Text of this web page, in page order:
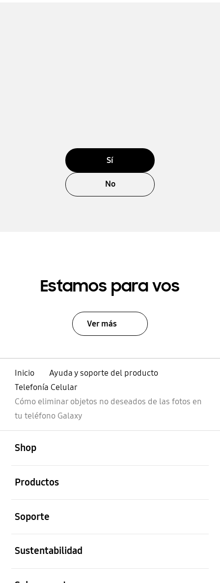
Sí
No
Estamos para vos
Ver más
Inicio
Ayuda y soporte del producto
Telefonía Celular
Cómo eliminar objetos no deseados de las fotos en
tu teléfono Galaxy
Shop
Productos
Soporte
Sustentabilidad